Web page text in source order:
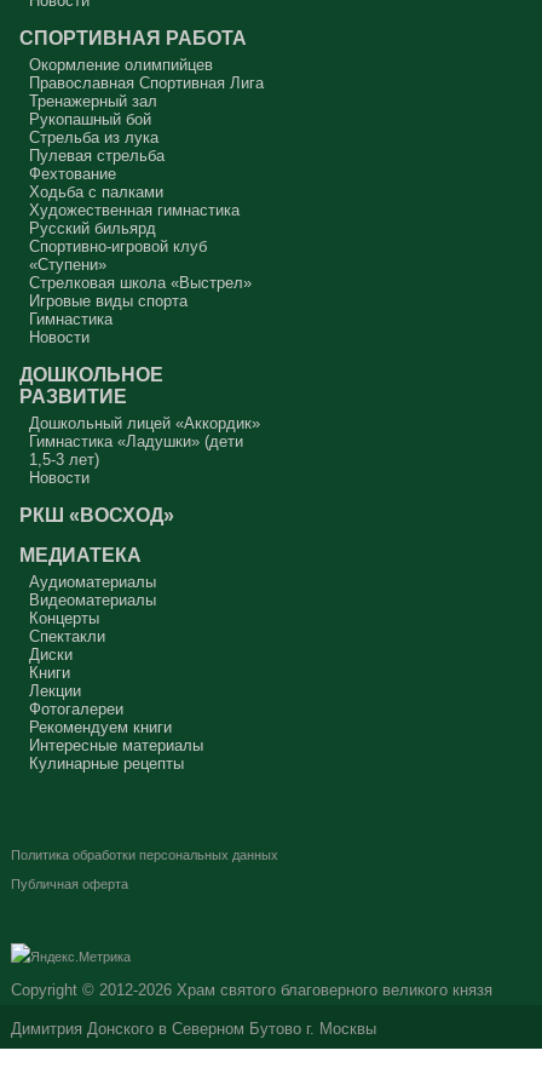
СПОРТИВНАЯ РАБОТА
Окормление олимпийцев
Православная Спортивная Лига
Тренажерный зал
Рукопашный бой
Стрельба из лука
Пулевая стрельба
Фехтование
Ходьба с палками
Художественная гимнастика
Русский бильярд
Спортивно-игровой клуб
«Ступени»
Стрелковая школа «Выстрел»
Игровые виды спорта
Гимнастика
Новости
ДОШКОЛЬНОЕ
РАЗВИТИЕ
Дошкольный лицей «Аккордик»
Гимнастика «Ладушки» (дети
1,5-3 лет)
Новости
РКШ «ВОСХОД»
МЕДИАТЕКА
Аудиоматериалы
Видеоматериалы
Концерты
Спектакли
Диски
Книги
Лекции
Фотогалереи
Рекомендуем книги
Интересные материалы
Кулинарные рецепты
Политика обработки персональных данных
Публичная оферта
Copyright © 2012-2026 Храм святого благоверного великого князя
Димитрия Донского в Северном Бутово г. Москвы